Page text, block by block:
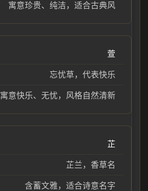
寓意珍贵、纯洁，适合古典风
萱
忘忧草，代表快乐
寓意快乐、无忧，风格自然清新
芷
芷兰，香草名
含蓄文雅，适合诗意名字